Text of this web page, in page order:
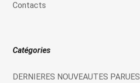
Contacts
Catégories
DERNIERES NOUVEAUTES PARUES